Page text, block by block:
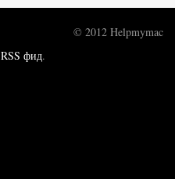
RSS фид.
© 2012 Helpmymac